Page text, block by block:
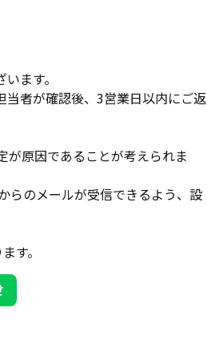
ます。
者が確認後、3営業日以内にご返
が原因であることが考えられま
らのメールが受信できるよう、設
す。